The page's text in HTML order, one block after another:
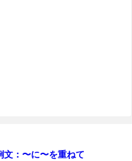
文：〜に〜を重ねて